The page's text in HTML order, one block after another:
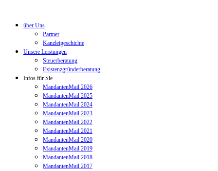
über Uns
Partner
Kanzleigeschichte
Unsere Leistungen
Steuerberatung
Existenzgründerberatung
Infos für Sie
MandantenMail 2026
MandantenMail 2025
MandantenMail 2024
MandantenMail 2023
MandantenMail 2022
MandantenMail 2021
MandantenMail 2020
MandantenMail 2019
MandantenMail 2018
MandantenMail 2017